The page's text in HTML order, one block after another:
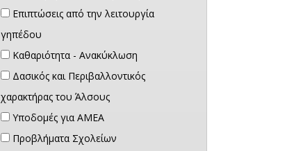
Επιπτώσεις από την λειτουργία
γηπέδου
Καθαριότητα - Ανακύκλωση
Δασικός και Περιβαλλοντικός
χαρακτήρας του Άλσους
Υποδομές για ΑΜΕΑ
Προβλήματα Σχολείων